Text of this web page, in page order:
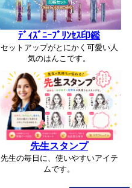
ﾃﾞｨｽﾞﾆｰﾌﾟﾘﾝｾｽ印鑑
セットアップがとにかく可愛い人
気のはんこです。
先生スタンプ
先生の毎日に、使いやすいアイテ
ムです。